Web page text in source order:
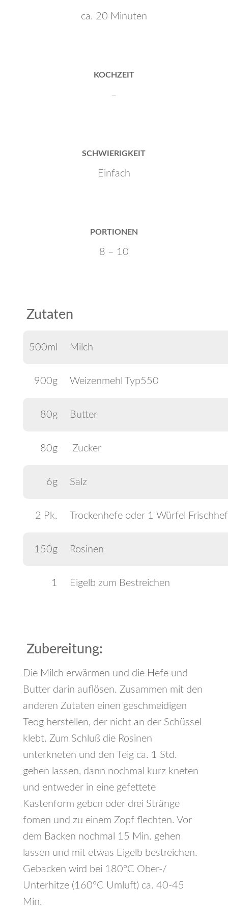
ca. 20 Minuten
KOCHZEIT
–
SCHWIERIGKEIT
Einfach
PORTIONEN
8 – 10
Zutaten
500ml Milch
900g Weizenmehl Typ550
80g Butter
80g Zucker
6g Salz
2 Pk. Trockenhefe oder 1 Würfel
150g Rosinen
1 Eigelb zum Bestreichen
Zubereitung:
Die Milch erwärmen und die Hefe und
Butter darin auflösen. Zusammen mit den
anderen Zutaten einen geschmeidigen
Teog herstellen, der nicht an der Schüssel
klebt. Zum Schluß die Rosinen
unterkneten und den Teig ca. 1 Std.
gehen lassen, dann nochmal kurz kneten
und entweder in eine gefettete
Kastenform gebcn oder drei Stränge
fomen und zu einem Zopf flechten. Vor
dem Backen nochmal 15 Min. gehen
lassen und mit etwas Eigelb bestreichen.
Gebacken wird bei 180°C Ober-/
Unterhitze (160°C Umluft) ca. 40-45
Min.